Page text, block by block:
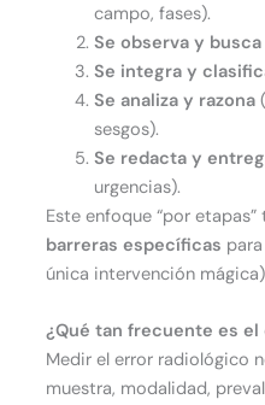
campo, fases).
Se observa y busca
Se integra y
Se analiza y razona
sesgos).
Se redacta y
urgencias).
Este enfoque “por
barreras específicas
única intervención
¿Qué tan frecuente es
Medir el error radiológico
muestra, modalidad,